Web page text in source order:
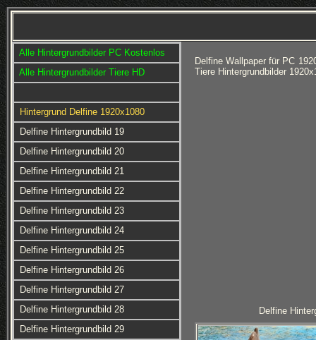
Alle Hintergrundbilder PC Kostenlos
Alle Hintergrundbilder Tiere HD
Hintergrund Delfine 1920x1080
Delfine Hintergrundbild 19
Delfine Hintergrundbild 20
Delfine Hintergrundbild 21
Delfine Hintergrundbild 22
Delfine Hintergrundbild 23
Delfine Hintergrundbild 24
Delfine Hintergrundbild 25
Delfine Hintergrundbild 26
Delfine Hintergrundbild 27
Delfine Hintergrundbild 28
Delfine Hintergrundbild 29
Delfine Wallpaper für PC
Tiere Hintergrundbilder
Delfine